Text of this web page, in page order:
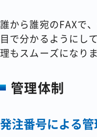
誰から誰宛のFAXで
目で分かるようにし
理もスムーズになりま
管理体制
発注番号による管